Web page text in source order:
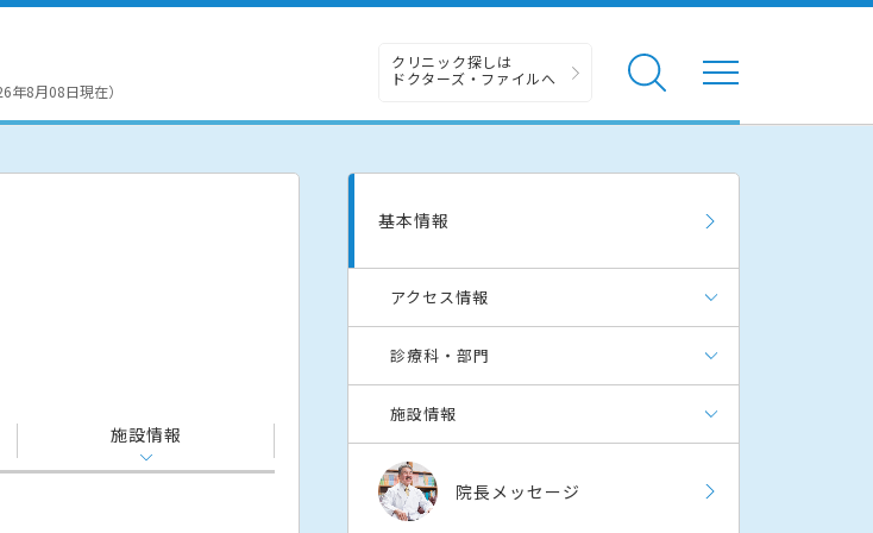
8月08日現在）
クリニック探しは
ドクターズ・ファイルへ
施設情報
基本情報
アクセス情報
診療科・部門
施設情報
院長メッセージ